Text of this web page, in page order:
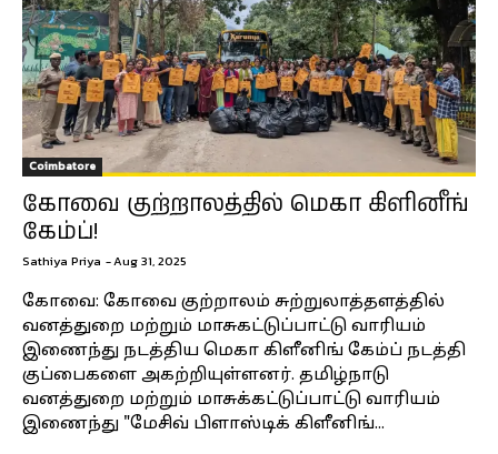
Coimbatore
கோவை குற்றாலத்தில் மெகா கிளினீங்
கேம்ப்!
Sathiya Priya -Aug 31, 2025
கோவை: கோவை குற்றாலம் சுற்றுலாத்தளத்தில்
வனத்துறை மற்றும் மாசுகட்டுப்பாட்டு வாரியம்
இணைந்து நடத்திய மெகா கிளீனிங் கேம்ப் நடத்தி
குப்பைகளை அகற்றியுள்ளனர். தமிழ்நாடு
வனத்துறை மற்றும் மாசுக்கட்டுப்பாட்டு வாரியம்
இணைந்து "மேசிவ் பிளாஸ்டிக் கிளீனிங்...